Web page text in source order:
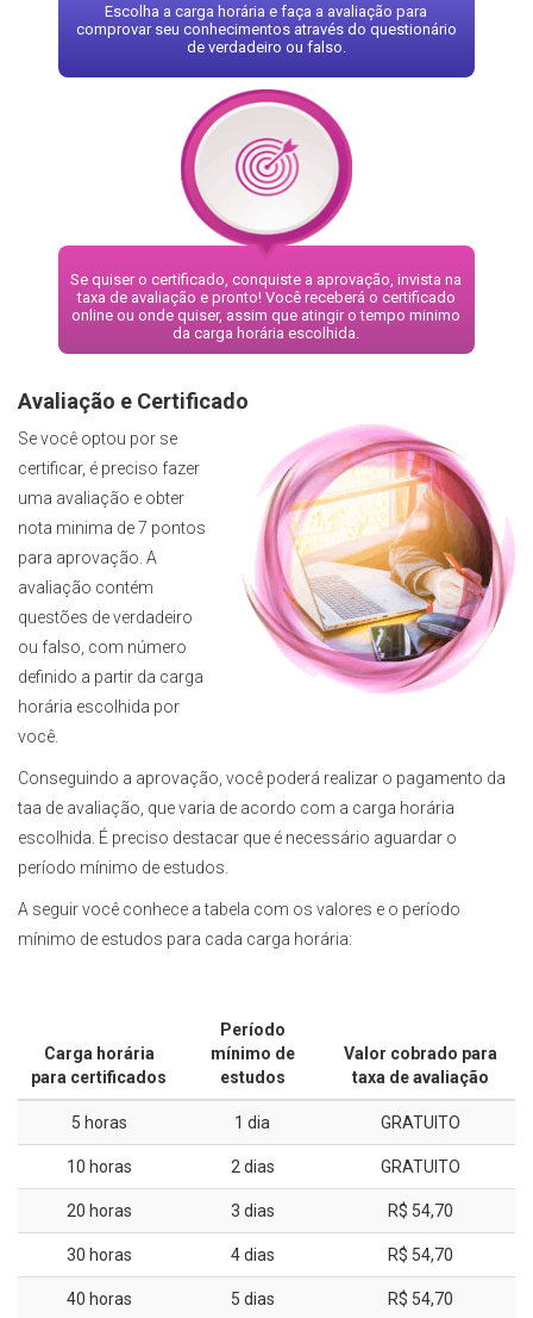
Escolha a carga horária e faça a avaliação para
comprovar seu conhecimentos através do questionário
de verdadeiro ou falso.
Se quiser o certificado, conquiste a aprovação, invista na
taxa de avaliação e pronto! Você receberá o certificado
online ou onde quiser, assim que atingir o tempo minimo
da carga horária escolhida.
Avaliação e Certificado
Se você optou por se
certificar, é preciso fazer
uma avaliação e obter
nota minima de 7 pontos
para aprovação. A
avaliação contém
questões de verdadeiro
ou falso, com número
definido a partir da carga
horária escolhida por
você.
Conseguindo a aprovação, você poderá realizar o pagamento da
taa de avaliação, que varia de acordo com a carga horária
escolhida. É preciso destacar que é necessário aguardar o
período mínimo de estudos.
A seguir você conhece a tabela com os valores e o período
mínimo de estudos para cada carga horária:
Carga horária
para certificados
Período
mínimo de
estudos
Valor cobrado para
taxa de avaliação
5 horas 1 dia GRATUITO
10 horas 2 dias GRATUITO
20 horas 3 dias R$ 54,70
30 horas 4 dias R$ 54,70
40 horas 5 dias R$ 54,70